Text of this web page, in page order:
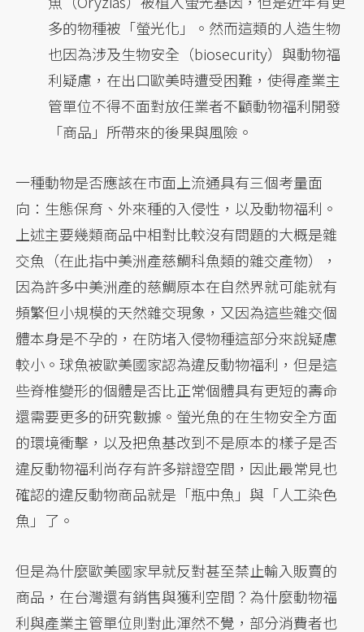
多的物種被「螢光化」。然而這類的人造生物
也因為涉及生物安全（biosecurity）與動物福
利疑慮，在出口歐美時遭受困難，使得產業主
管單位不得不面對放任業者不顧動物福利開發
「商品」所帶來的後果與風險。
一種動物是否應該在市面上流通具有三個考量面
向：生態保育、外來種的入侵性，以及動物福利。
上述主要幾類商品中相對比較沒有問題的大概是雜
交魚（在此指中美洲產慈鯛科魚類的雜交產物），
因為許多中美洲產的慈鯛原本在自然界就可能就有
頻繁但小規模的天然雜交現象，又因為這些雜交個
體本身是不孕的，在防堵入侵物種這部分來說疑慮
較小。球魚被歐美國家認為違反動物福利，但是這
些脊椎變形的個體是否比正常個體具有更短的壽命
還需要更多的研究數據。螢光魚的在生物安全方面
的環境衝擊，以及把魚基改到不是原本的樣子是否
違反動物福利尚存有許多辯證空間，因此最常見也
確認的違反動物商品就是「瓶中魚」與「人工染色
魚」了。
但是為什麼歐美國家早就反對甚至禁止輸入販賣的
商品，在台灣還有銷售與獲利空間？為什麼動物福
利與產業主管單位則對此渾然不覺，部分消費者也